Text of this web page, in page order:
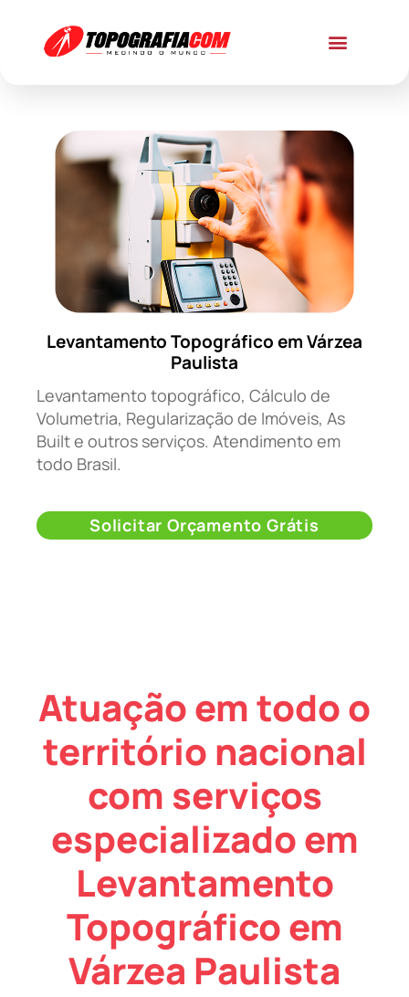
Levantamento Topográfico em Várzea
Paulista
Levantamento topográfico, Cálculo de
Volumetria, Regularização de Imóveis, As
Built e outros serviços. Atendimento em
todo Brasil.
Solicitar Orçamento Grátis
Atuação em todo o
território nacional
com serviços
especializado em
Levantamento
Topográfico em
Várzea Paulista